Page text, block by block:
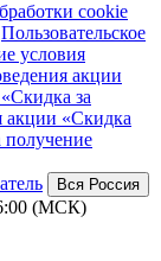
cookie
Пользовательское
условия
акции
за
акции «Скидка
получение
Вся Россия
(МСК)